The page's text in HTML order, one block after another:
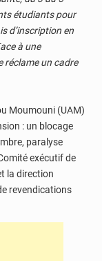
étudiants pour
d’inscription en
à une
réclame un cadre
Moumouni (UAM)
: un blocage
paralyse
exécutif de
la direction
revendications